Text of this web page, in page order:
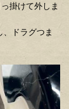
掛けて外しま
ドラグつま